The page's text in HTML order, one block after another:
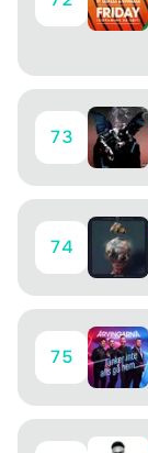
73
74
75